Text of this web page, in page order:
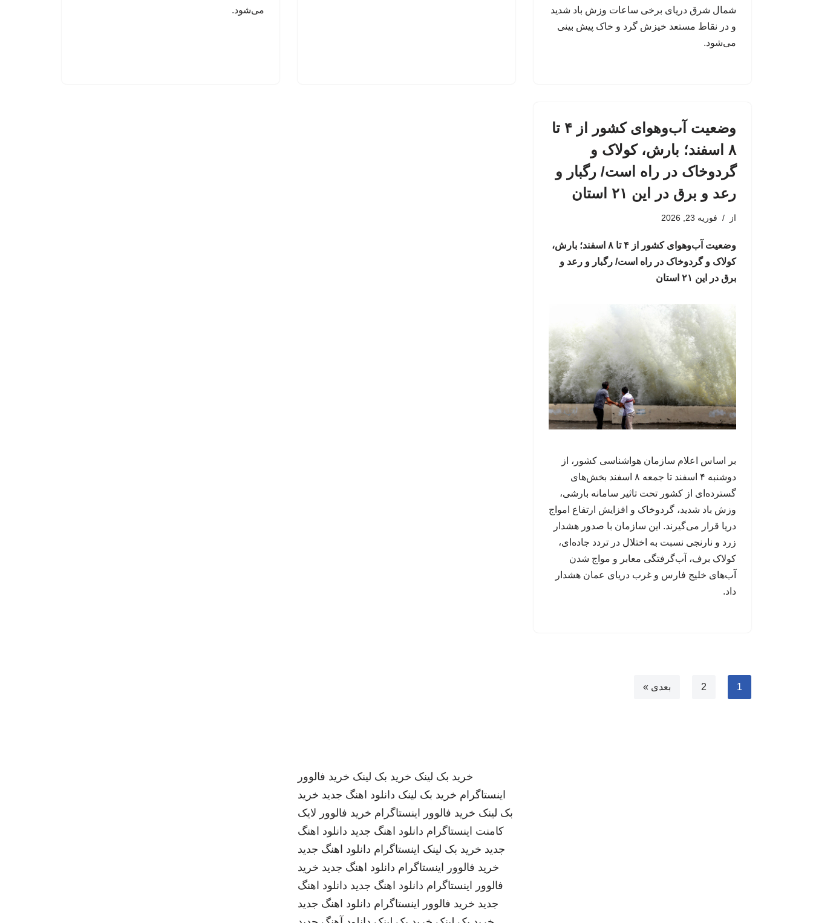
شمال شرق دریای برخی ساعات وزش باد شدید
و در نقاط مستعد خیزش گرد و خاک پیش بینی
می‌شود.
می‌شود.
وضعیت آب‌وهوای کشور از ۴ تا
۸ اسفند؛ بارش، کولاک و
گردوخاک در راه است/ رگبار و
رعد و برق در این ۲۱ استان
از فوریه 23, 2026
وضعیت آب‌وهوای کشور از ۴ تا ۸ اسفند؛ بارش،
کولاک و گردوخاک در راه است/ رگبار و رعد و
برق در این ۲۱ استان
بر اساس اعلام سازمان هواشناسی کشور، از
دوشنبه ۴ اسفند تا جمعه ۸ اسفند بخش‌های
گسترده‌ای از کشور تحت تاثیر سامانه بارشی،
وزش باد شدید، گردوخاک و افزایش ارتفاع امواج
دریا قرار می‌گیرند. این سازمان با صدور هشدار
زرد و نارنجی نسبت به اختلال در تردد جاده‌ای،
کولاک برف، آب‌گرفتگی معابر و مواج شدن
آب‌های خلیج فارس و غرب دریای عمان هشدار
داد.
1
2 بعدی »
خرید بک لینک خرید بک لینک خرید فالوور
اینستاگرام خرید بک لینک دانلود اهنگ جدید خرید
بک لینک خرید فالوور اینستاگرام خرید فالوور لایک
کامنت اینستاگرام دانلود اهنگ جدید دانلود اهنگ
جدید خرید بک لینک اینستاگرام دانلود اهنگ جدید
خرید فالوور اینستاگرام دانلود اهنگ جدید خرید
فالوور اینستاگرام دانلود اهنگ جدید دانلود اهنگ
جدید خرید فالوور اینستاگرام دانلود اهنگ جدید